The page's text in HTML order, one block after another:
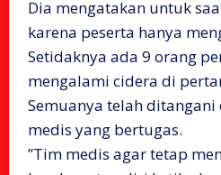
‌Dia mengatakan untuk
karena peserta hanya
Setidaknya ada 9 orang
mengalami cidera di
Semuanya telah
medis yang bertugas.
‌”Tim medis agar tetap